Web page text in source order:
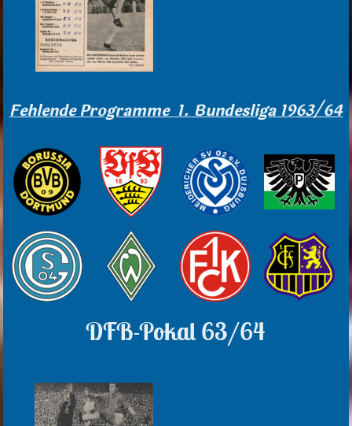
Fehlende Programme 1. Bundesliga 1963/64
DFB-Pokal 63/64